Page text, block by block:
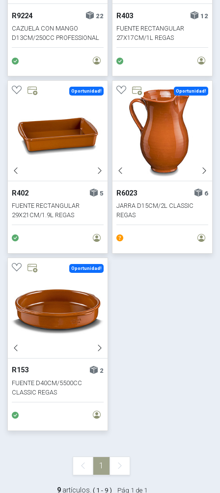
R9224
22
CAZUELA CON MANGO
D13CM/250CC PROFESSIONAL
REGAS
R403
12
FUENTE RECTANGULAR
27X17CM/1L REGAS
R402
5
FUENTE RECTANGULAR
29X21CM/1.9L REGAS
Oportunidad!
R6023
6
JARRA D15CM/2L CLASSIC
REGAS
Oportunidad!
R153
2
FUENTE D40CM/5500CC
CLASSIC REGAS
Oportunidad!
1
9 artículos. ( 1 - 9 ) Pág 1 de 1